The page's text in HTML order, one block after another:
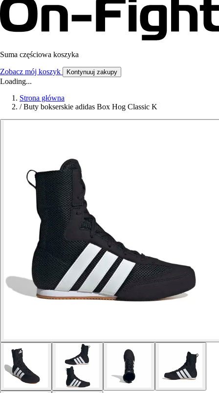
Suma częściowa koszyka
Zobacz mój koszyk Kontynuuj zakupy
Loading...
Strona główna
/ Buty bokserskie adidas Box Hog Classic K